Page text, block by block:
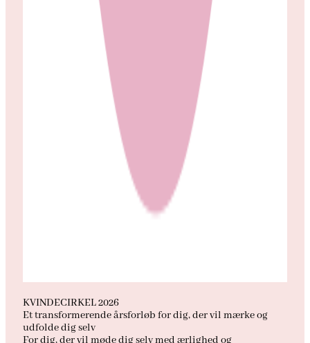
KVINDECIRKEL 2026
Et transformerende årsforløb for dig, der vil mærke og
udfolde dig selv
For dig, der vil møde dig selv med ærlighed og